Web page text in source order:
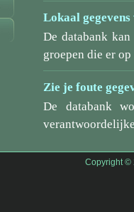
Lokaal
De databank
groepen die er
Zie je foute
De databank
Copyright ©